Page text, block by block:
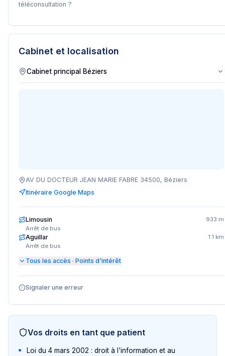
téléconsultation ?
Cabinet et localisation
AV DU DOCTEUR JEAN MARIE FABRE 34500, Béziers
Itinéraire Google Maps
Limousin
Arrêt de bus
933 m
Aguillar
Arrêt de bus
1.1 km
Tous les accès · Points d'intérêt
Signaler une erreur
Vos droits en tant que patient
Loi du 4 mars 2002 : droit à l'information et au